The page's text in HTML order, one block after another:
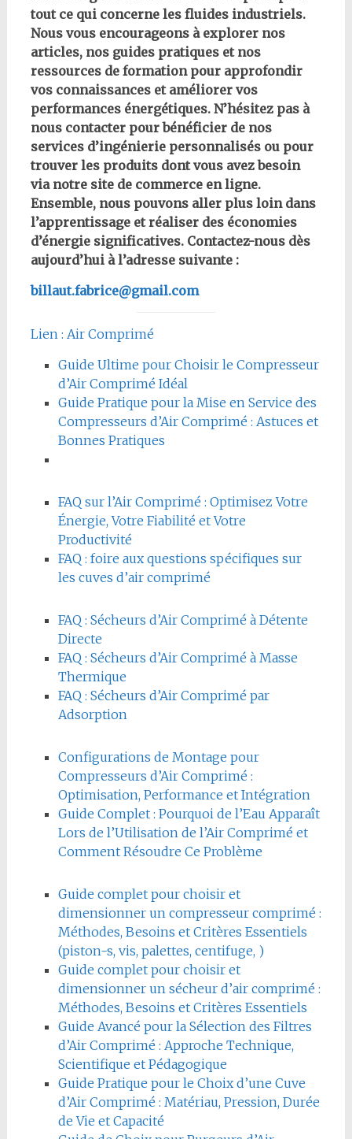
tout ce qui concerne les fluides industriels.
Nous vous encourageons à explorer nos
articles, nos guides pratiques et nos
ressources de formation pour approfondir
vos connaissances et améliorer vos
performances énergétiques. N’hésitez pas à
nous contacter pour bénéficier de nos
services d’ingénierie personnalisés ou pour
trouver les produits dont vous avez besoin
via notre site de commerce en ligne.
Ensemble, nous pouvons aller plus loin dans
l’apprentissage et réaliser des économies
d’énergie significatives. Contactez-nous dès
aujourd’hui à l’adresse suivante :
billaut.fabrice@gmail.com
Lien : Air Comprimé
Guide Ultime pour Choisir le Compresseur
d’Air Comprimé Idéal
Guide Pratique pour la Mise en Service des
Compresseurs d’Air Comprimé : Astuces et
Bonnes Pratiques
FAQ sur l’Air Comprimé : Optimisez Votre
Énergie, Votre Fiabilité et Votre
Productivité
FAQ : foire aux questions spécifiques sur
les cuves d’air comprimé
FAQ : Sécheurs d’Air Comprimé à Détente
Directe
FAQ : Sécheurs d’Air Comprimé à Masse
Thermique
FAQ : Sécheurs d’Air Comprimé par
Adsorption
Configurations de Montage pour
Compresseurs d’Air Comprimé :
Optimisation, Performance et Intégration
Guide Complet : Pourquoi de l’Eau Apparaît
Lors de l’Utilisation de l’Air Comprimé et
Comment Résoudre Ce Problème
Guide complet pour choisir et
dimensionner un compresseur comprimé :
Méthodes, Besoins et Critères Essentiels
(piston-s, vis, palettes, centifuge, )
Guide complet pour choisir et
dimensionner un sécheur d’air comprimé :
Méthodes, Besoins et Critères Essentiels
Guide Avancé pour la Sélection des Filtres
d’Air Comprimé : Approche Technique,
Scientifique et Pédagogique
Guide Pratique pour le Choix d’une Cuve
d’Air Comprimé : Matériau, Pression, Durée
de Vie et Capacité